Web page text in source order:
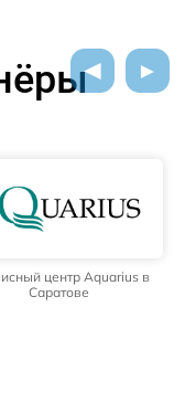
центр Aquarius в
Саратове